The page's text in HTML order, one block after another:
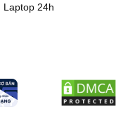
Laptop 24h